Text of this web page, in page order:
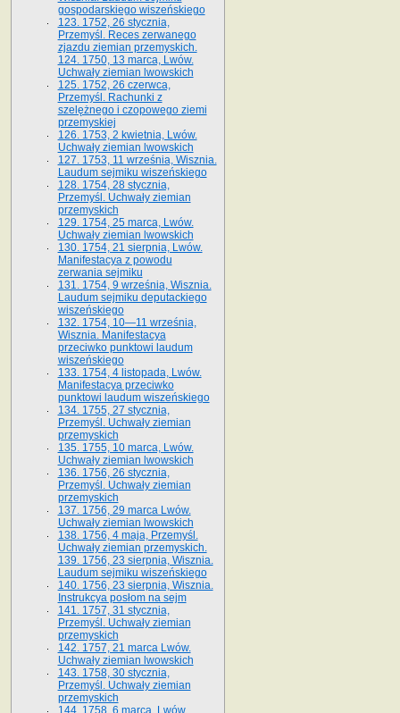
gospodarskiego wiszeńskiego
123. 1752, 26 stycznia,
Przemyśl. Reces zerwanego
zjazdu ziemian przemyskich.
124. 1750, 13 marca, Lwów.
Uchwały ziemian lwowskich
125. 1752, 26 czerwca,
Przemyśl. Rachunki z
szelężnego i czopowego ziemi
przemyskiej
126. 1753, 2 kwietnia, Lwów.
Uchwały ziemian lwowskich
127. 1753, 11 września, Wisznia.
Laudum sejmiku wiszeńskiego
128. 1754, 28 stycznia,
Przemyśl. Uchwały ziemian
przemyskich
129. 1754, 25 marca, Lwów.
Uchwały ziemian lwowskich
130. 1754, 21 sierpnia, Lwów.
Manifestacya z powodu
zerwania sejmiku
131. 1754, 9 września, Wisznia.
Laudum sejmiku deputackiego
wiszeńskiego
132. 1754, 10—11 września,
Wisznia. Manifestacya
przeciwko punktowi laudum
wiszeńskiego
133. 1754, 4 listopada, Lwów.
Manifestacya przeciwko
punktowi laudum wiszeńskiego
134. 1755, 27 stycznia,
Przemyśl. Uchwały ziemian
przemyskich
135. 1755, 10 marca, Lwów.
Uchwały ziemian lwowskich
136. 1756, 26 stycznia,
Przemyśl. Uchwały ziemian
przemyskich
137. 1756, 29 marca Lwów.
Uchwały ziemian lwowskich
138. 1756, 4 maja, Przemyśl.
Uchwały ziemian przemyskich.
139. 1756, 23 sierpnia, Wisznia.
Laudum sejmiku wiszeńskiego
140. 1756, 23 sierpnia, Wisznia.
Instrukcya posłom na sejm
141. 1757, 31 stycznia,
Przemyśl. Uchwały ziemian
przemyskich
142. 1757, 21 marca Lwów.
Uchwały ziemian lwowskich
143. 1758, 30 stycznia,
Przemyśl. Uchwały ziemian
przemyskich
144. 1758, 6 marca, Lwów.